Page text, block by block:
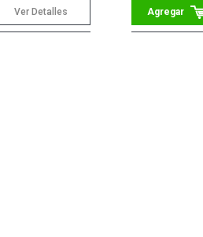
Ver Detalles